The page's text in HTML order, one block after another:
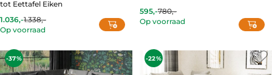
tot Eettafel Eiken
1.338,-
1.036,-
Op voorraad
product
has
595,-
Current
price
780,-
Original
price
Op voorraad
-37% -22%